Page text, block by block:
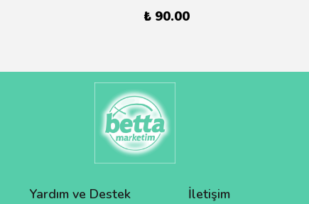
₺ 90.00
Yardım ve Destek İletişim